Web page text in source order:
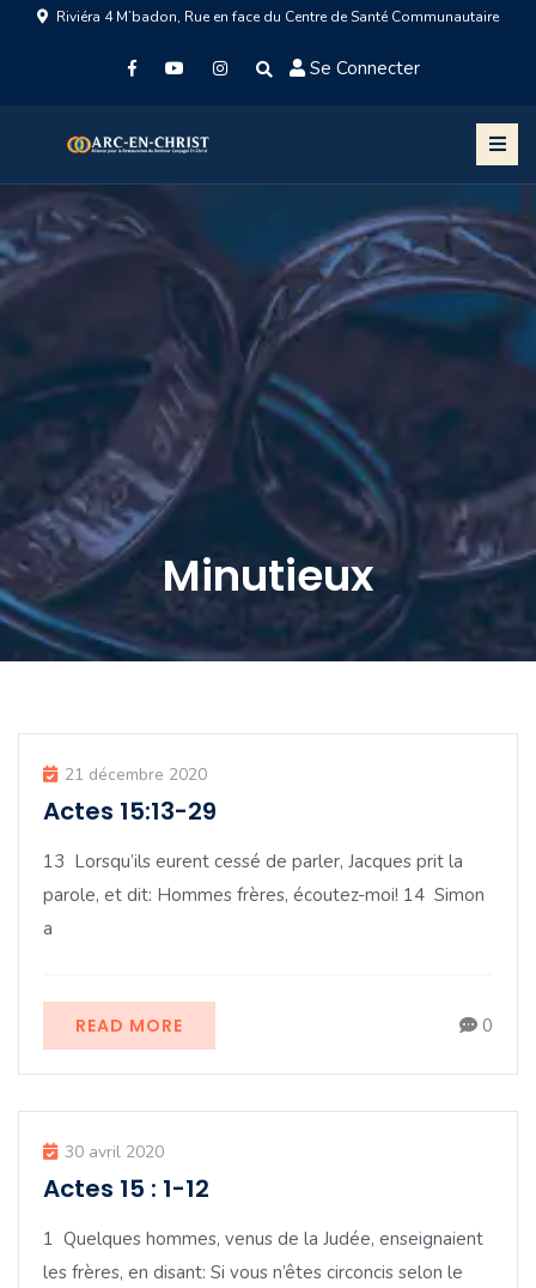
Riviéra 4 M’badon, Rue en face du Centre de Santé Communautaire
Se Connecter
Minutieux
21 décembre 2020
Actes 15:13-29
13 Lorsqu’ils eurent cessé de parler, Jacques prit la
parole, et dit: Hommes frères, écoutez-moi! 14 Simon
a
READ MORE 0
30 avril 2020
Actes 15 : 1-12
1 Quelques hommes, venus de la Judée, enseignaient
les frères, en disant: Si vous n’êtes circoncis selon le